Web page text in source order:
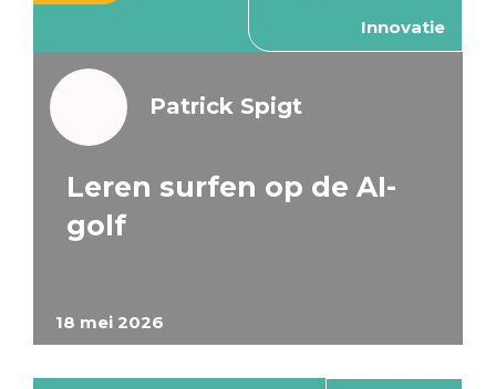
Innovatie
18 mei 2026
Patrick Spigt
Leren surfen op de AI-
golf